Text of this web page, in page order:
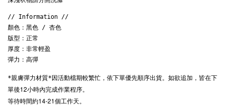
// Information //
顏色：黑色 / 杏色
版型：正常
厚度：非常輕盈
彈力：高彈
*親膚彈力材質*因活動檔期較繁忙， 依下單優先順序出貨。 如欲追加，皆在下
單後12小時內完成作業程序。
等待時間約14-21個工作天。